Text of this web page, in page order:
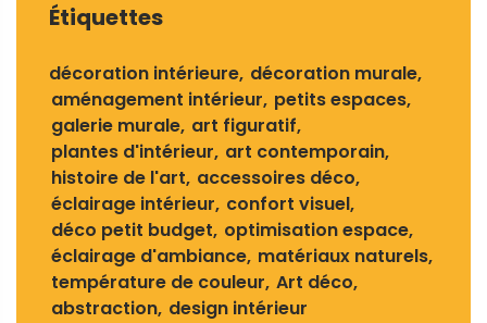
Étiquettes
décoration intérieure décoration murale
aménagement intérieur petits espaces
galerie murale art figuratif
plantes d'intérieur art contemporain
histoire de l'art accessoires déco
éclairage intérieur confort visuel
déco petit budget optimisation espace
éclairage d'ambiance matériaux naturels
température de couleur Art déco
abstraction design intérieur